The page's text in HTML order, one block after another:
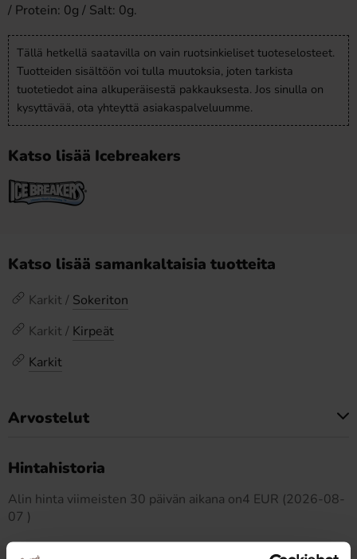
/ Protein: 0g / Salt: 0g.
Tällä hetkellä saatavilla on vain ruotsinkieliset tuoteselosteet.
Tuotteiden sisältöön voi tulla muutoksia, joten tarkista
tuotetiedot aina alkuperäisestä pakkauksesta. Jos sinulla on
kysyttävää, ota yhteyttä asiakaspalveluumme.
Katso lisää Icebreakers
Katso lisää samankaltaisia tuotteita
Karkit / Sokeriton
Karkit / Kirpeät
Karkit
Arvostelut
Hintahistoria
Alin hinta viimeisten 30 päivän aikana on4 EUR (2026-08-
07 )